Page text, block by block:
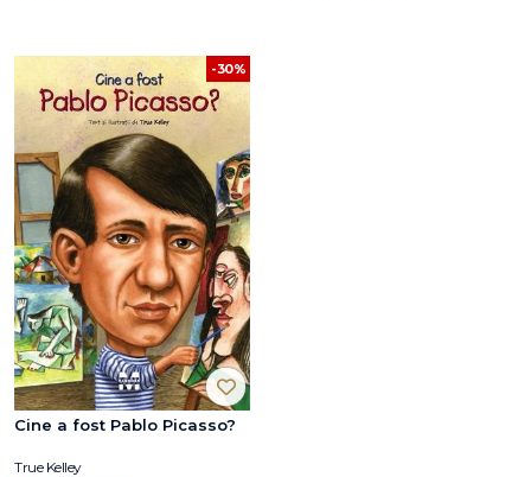
-30%
Cine a fost Pablo Picasso?
True Kelley